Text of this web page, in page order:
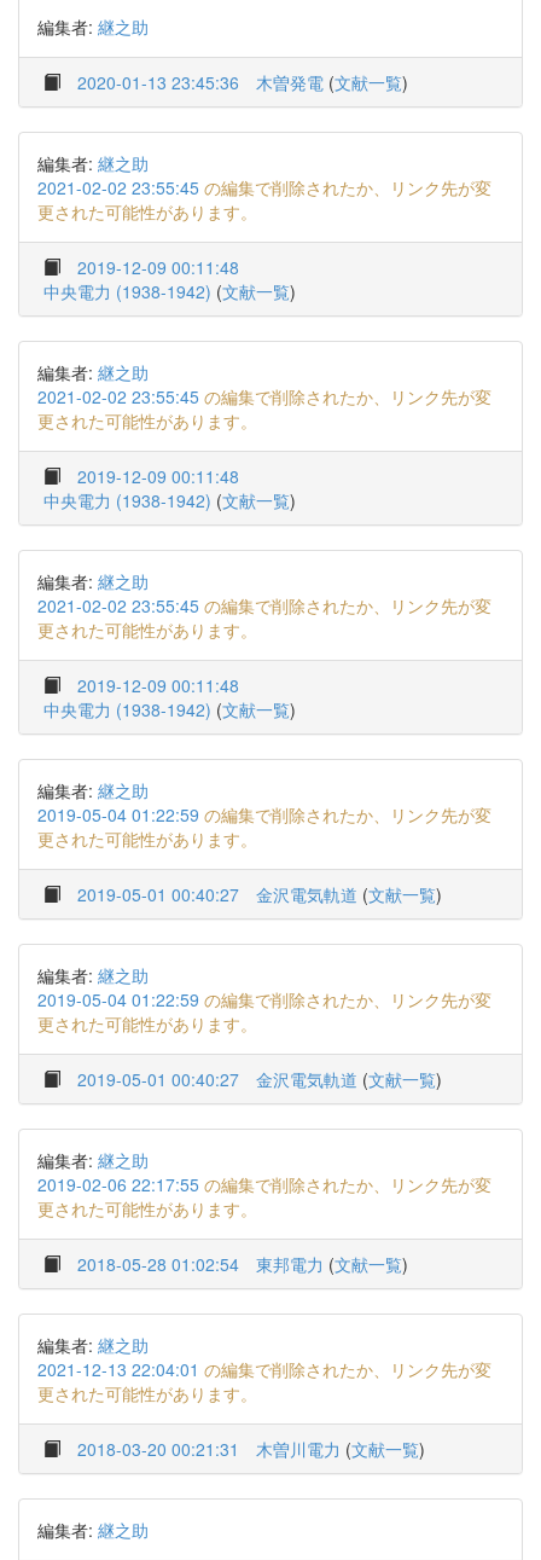
編集者: 継之助
2020-01-13 23:45:36 木曽発電 (文献一覧)
編集者: 継之助
2021-02-02 23:55:45 の編集で削除されたか、リンク先が変
更された可能性があります。
2019-12-09 00:11:48
中央電力 (1938-1942) (文献一覧)
編集者: 継之助
2021-02-02 23:55:45 の編集で削除されたか、リンク先が変
更された可能性があります。
2019-12-09 00:11:48
中央電力 (1938-1942) (文献一覧)
編集者: 継之助
2021-02-02 23:55:45 の編集で削除されたか、リンク先が変
更された可能性があります。
2019-12-09 00:11:48
中央電力 (1938-1942) (文献一覧)
編集者: 継之助
2019-05-04 01:22:59 の編集で削除されたか、リンク先が変
更された可能性があります。
2019-05-01 00:40:27 金沢電気軌道 (文献一覧)
編集者: 継之助
2019-05-04 01:22:59 の編集で削除されたか、リンク先が変
更された可能性があります。
2019-05-01 00:40:27 金沢電気軌道 (文献一覧)
編集者: 継之助
2019-02-06 22:17:55 の編集で削除されたか、リンク先が変
更された可能性があります。
2018-05-28 01:02:54 東邦電力 (文献一覧)
編集者: 継之助
2021-12-13 22:04:01 の編集で削除されたか、リンク先が変
更された可能性があります。
2018-03-20 00:21:31 木曽川電力 (文献一覧)
編集者: 継之助